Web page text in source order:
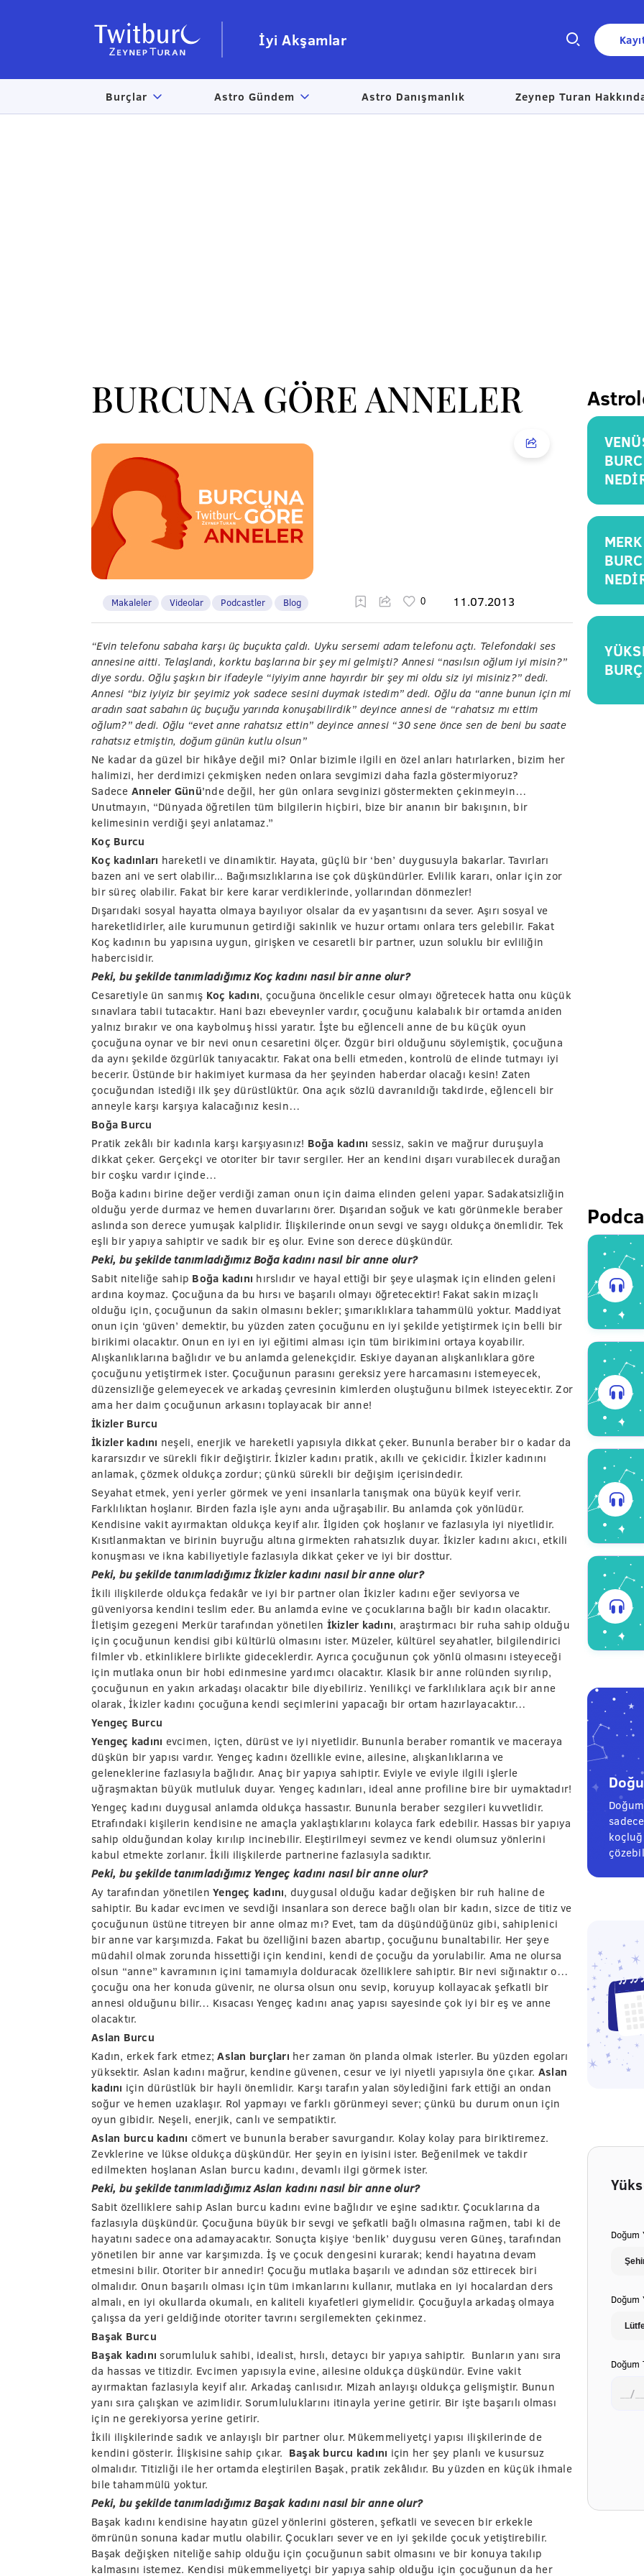
İyi Akşamlar
Burçlar Astro Gündem Astro Danışmanlık Zeynep Turan
BURCUNA GÖRE ANNELER
Makaleler Videolar Podcastler Blog 11.07.2013
“Evin telefonu sabaha karşı üç buçukta çaldı. Uyku sersemi adam telefonu açtı. Telefondaki ses
annesine aitti. Telaşlandı, korktu başlarına bir şey mi gelmişti? Annesi “nasılsın oğlum iyi misin?”
diye sordu. Oğlu şaşkın bir ifadeyle “iyiyim anne hayırdır bir şey mi oldu siz iyi misiniz?” dedi.
Annesi “biz iyiyiz bir şeyimiz yok sadece sesini duymak istedim” dedi. Oğlu da “anne bunun için mi
aradın saat sabahın üç buçuğu yarında konuşabilirdik” deyince annesi de “rahatsız mı ettim
oğlum?” dedi. Oğlu “evet anne rahatsız ettin” deyince annesi “30 sene önce sen de beni bu saate
rahatsız etmiştin, doğum günün kutlu olsun”
Ne kadar da güzel bir hikâye değil mi? Onlar bizimle ilgili en özel anları hatırlarken, bizim her
halimizi, her derdimizi çekmişken neden onlara sevgimizi daha fazla göstermiyoruz?
Sadece Anneler Günü'nde değil, her gün onlara sevginizi göstermekten çekinmeyin…
Unutmayın, “Dünyada öğretilen tüm bilgilerin hiçbiri, bize bir ananın bir bakışının, bir
kelimesinin verdiği şeyi anlatamaz.”
Koç Burcu
Koç kadınları hareketli ve dinamiktir. Hayata, güçlü bir ‘ben’ duygusuyla bakarlar. Tavırları
bazen ani ve sert olabilir... Bağımsızlıklarına ise çok düşkündürler. Evlilik kararı, onlar için zor
bir süreç olabilir. Fakat bir kere karar verdiklerinde, yollarından dönmezler!
Dışarıdaki sosyal hayatta olmaya bayılıyor olsalar da ev yaşantısını da sever. Aşırı sosyal ve
hareketlidirler, aile kurumunun getirdiği sakinlik ve huzur ortamı onlara ters gelebilir. Fakat
Koç kadının bu yapısına uygun, girişken ve cesaretli bir partner, uzun soluklu bir evliliğin
habercisidir.
Peki, bu şekilde tanımladığımız Koç kadını nasıl bir anne olur?
Cesaretiyle ün sanmış Koç kadını, çocuğuna öncelikle cesur olmayı öğretecek hatta onu küçük
sınavlara tabii tutacaktır. Hani bazı ebeveynler vardır, çocuğunu kalabalık bir ortamda aniden
yalnız bırakır ve ona kaybolmuş hissi yaratır. İşte bu eğlenceli anne de bu küçük oyun
çocuğuna oynar ve bir nevi onun cesaretini ölçer. Özgür biri olduğunu söylemiştik, çocuğuna
da aynı şekilde özgürlük tanıyacaktır. Fakat ona belli etmeden, kontrolü de elinde tutmayı iyi
becerir. Üstünde bir hakimiyet kurmasa da her şeyinden haberdar olacağı kesin! Zaten
çocuğundan istediği ilk şey dürüstlüktür. Ona açık sözlü davranıldığı takdirde, eğlenceli bir
anneyle karşı karşıya kalacağınız kesin…
Boğa Burcu
Pratik zekâlı bir kadınla karşı karşıyasınız! Boğa kadını sessiz, sakin ve mağrur duruşuyla
dikkat çeker. Gerçekçi ve otoriter bir tavır sergiler. Her an kendini dışarı vurabilecek durağan
bir coşku vardır içinde…
Boğa kadını birine değer verdiği zaman onun için daima elinden geleni yapar. Sadakatsizliğin
olduğu yerde durmaz ve hemen duvarlarını örer. Dışarıdan soğuk ve katı görünmekle beraber
aslında son derece yumuşak kalplidir. İlişkilerinde onun sevgi ve saygı oldukça önemlidir. Tek
eşli bir yapıya sahiptir ve sadık bir eş olur. Evine son derece düşkündür.
Peki, bu şekilde tanımladığımız Boğa kadını nasıl bir anne olur?
Sabit niteliğe sahip Boğa kadını hırslıdır ve hayal ettiği bir şeye ulaşmak için elinden geleni
ardına koymaz. Çocuğuna da bu hırsı ve başarılı olmayı öğretecektir! Fakat sakin mizaçlı
olduğu için, çocuğunun da sakin olmasını bekler; şımarıklıklara tahammülü yoktur. Maddiyat
onun için ‘güven’ demektir, bu yüzden zaten çocuğunu en iyi şekilde yetiştirmek için belli bir
birikimi olacaktır. Onun en iyi en iyi eğitimi alması için tüm birikimini ortaya koyabilir.
Alışkanlıklarına bağlıdır ve bu anlamda gelenekçidir. Eskiye dayanan alışkanlıklara göre
çocuğunu yetiştirmek ister. Çocuğunun parasını gereksiz yere harcamasını istemeyecek,
düzensizliğe gelemeyecek ve arkadaş çevresinin kimlerden oluştuğunu bilmek isteyecektir. Zor
ama her daim çocuğunun arkasını toplayacak bir anne!
İkizler Burcu
İkizler kadını neşeli, enerjik ve hareketli yapısıyla dikkat çeker. Bununla beraber bir o kadar da
kararsızdır ve sürekli fikir değiştirir. İkizler kadını pratik, akıllı ve çekicidir. İkizler kadınını
anlamak, çözmek oldukça zordur; çünkü sürekli bir değişim içerisindedir.
Seyahat etmek, yeni yerler görmek ve yeni insanlarla tanışmak ona büyük keyif verir.
Farklılıktan hoşlanır. Birden fazla işle aynı anda uğraşabilir. Bu anlamda çok yönlüdür.
Kendisine vakit ayırmaktan oldukça keyif alır. İlgiden çok hoşlanır ve fazlasıyla iyi niyetlidir.
Kısıtlanmaktan ve birinin buyruğu altına girmekten rahatsızlık duyar. İkizler kadını akıcı, etkili
konuşması ve ikna kabiliyetiyle fazlasıyla dikkat çeker ve iyi bir dosttur.
Peki, bu şekilde tanımladığımız İkizler kadını nasıl bir anne olur?
İkili ilişkilerde oldukça fedakâr ve iyi bir partner olan İkizler kadını eğer seviyorsa ve
güveniyorsa kendini teslim eder. Bu anlamda evine ve çocuklarına bağlı bir kadın olacaktır.
İletişim gezegeni Merkür tarafından yönetilen İkizler kadını, araştırmacı bir ruha sahip olduğu
için çocuğunun kendisi gibi kültürlü olmasını ister. Müzeler, kültürel seyahatler, bilgilendirici
filmler vb. etkinliklere birlikte gideceklerdir. Ayrıca çocuğunun çok yönlü olmasını isteyeceği
için mutlaka onun bir hobi edinmesine yardımcı olacaktır. Klasik bir anne rolünden sıyrılıp,
çocuğunun en yakın arkadaşı olacaktır bile diyebiliriz. Yenilikçi ve farklılıklara açık bir anne
olarak, İkizler kadını çocuğuna kendi seçimlerini yapacağı bir ortam hazırlayacaktır…
Yengeç Burcu
Yengeç kadını evcimen, içten, dürüst ve iyi niyetlidir. Bununla beraber romantik ve maceraya
düşkün bir yapısı vardır. Yengeç kadını özellikle evine, ailesine, alışkanlıklarına ve
geleneklerine fazlasıyla bağlıdır. Anaç bir yapıya sahiptir. Eviyle ve eviyle ilgili işlerle
uğraşmaktan büyük mutluluk duyar. Yengeç kadınları, ideal anne profiline bire bir uymaktadır!
Yengeç kadını duygusal anlamda oldukça hassastır. Bununla beraber sezgileri kuvvetlidir.
Etrafındaki kişilerin kendisine ne amaçla yaklaştıklarını kolayca fark edebilir. Hassas bir yapıya
sahip olduğundan kolay kırılıp incinebilir. Eleştirilmeyi sevmez ve kendi olumsuz yönlerini
kabul etmekte zorlanır. İkili ilişkilerde partnerine fazlasıyla sadıktır.
Peki, bu şekilde tanımladığımız Yengeç kadını nasıl bir anne olur?
Ay tarafından yönetilen Yengeç kadını, duygusal olduğu kadar değişken bir ruh haline de
sahiptir. Bu kadar evcimen ve sevdiği insanlara son derece bağlı olan bir kadın, sizce de titiz ve
çocuğunun üstüne titreyen bir anne olmaz mı? Evet, tam da düşündüğünüz gibi, sahiplenici
bir anne var karşımızda. Fakat bu özelliğini bazen abartıp, çocuğunu bunaltabilir. Her şeye
müdahil olmak zorunda hissettiği için kendini, kendi de çocuğu da yorulabilir. Ama ne olursa
olsun “anne” kavramının içini tamamıyla dolduracak özelliklere sahiptir. Bir nevi sığınaktır o…
çocuğu ona her konuda güvenir, ne olursa olsun onu sevip, koruyup kollayacak şefkatli bir
annesi olduğunu bilir… Kısacası Yengeç kadını anaç yapısı sayesinde çok iyi bir eş ve anne
olacaktır.
Aslan Burcu
Kadın, erkek fark etmez;Aslan burçları her zaman ön planda olmak isterler. Bu yüzden egoları
yüksektir. Aslan kadını mağrur, kendine güvenen, cesur ve iyi niyetli yapısıyla öne çıkar. Aslan
kadını için dürüstlük bir hayli önemlidir. Karşı tarafın yalan söylediğini fark ettiği an ondan
soğur ve hemen uzaklaşır. Rol yapmayı ve farklı görünmeyi sever; çünkü bu durum onun için
oyun gibidir. Neşeli, enerjik, canlı ve sempatiktir.
Aslan burcu kadını cömert ve bununla beraber savurgandır. Kolay kolay para biriktiremez.
Zevklerine ve lükse oldukça düşkündür. Her şeyin en iyisini ister. Beğenilmek ve takdir
edilmekten hoşlanan Aslan burcu kadını, devamlı ilgi görmek ister.
Peki, bu şekilde tanımladığımız Aslan kadını nasıl bir anne olur?
Sabit özelliklere sahip Aslan burcu kadını evine bağlıdır ve eşine sadıktır. Çocuklarına da
fazlasıyla düşkündür. Çocuğuna büyük bir sevgi ve şefkatli bağlı olmasına rağmen, tabi ki de
hayatını sadece ona adamayacaktır. Sonuçta kişiye ‘benlik’ duygusu veren Güneş, tarafından
yönetilen bir anne var karşımızda. İş ve çocuk dengesini kurarak; kendi hayatına devam
etmesini bilir. Otoriter bir annedir! Çocuğu mutlaka başarılı ve adından söz ettirecek biri
olmalıdır. Onun başarılı olması için tüm imkanlarını kullanır, mutlaka en iyi hocalardan ders
almalı, en iyi okullarda okumalı, en kaliteli kıyafetleri giymelidir. Çocuğuyla arkadaş olmaya
çalışsa da yeri geldiğinde otoriter tavrını sergilemekten çekinmez.
Başak Burcu
Başak kadını sorumluluk sahibi, idealist, hırslı, detaycı bir yapıya sahiptir. Bunların yanı sıra
da hassas ve titizdir. Evcimen yapısıyla evine, ailesine oldukça düşkündür. Evine vakit
ayırmaktan fazlasıyla keyif alır. Arkadaş canlısıdır. Mizah anlayışı oldukça gelişmiştir. Bunun
yanı sıra çalışkan ve azimlidir. Sorumluluklarını itinayla yerine getirir. Bir işte başarılı olması
için ne gerekiyorsa yerine getirir.
İkili ilişkilerinde sadık ve anlayışlı bir partner olur. Mükemmeliyetçi yapısı ilişkilerinde de
kendini gösterir. İlişkisine sahip çıkar. Başak burcu kadını için her şey planlı ve kusursuz
olmalıdır. Titizliği ile her ortamda eleştirilen Başak, pratik zekâlıdır. Bu yüzden en küçük ihmale
bile tahammülü yoktur.
Peki, bu şekilde tanımladığımız Başak kadını nasıl bir anne olur?
Başak kadını kendisine hayatın güzel yönlerini gösteren, şefkatli ve sevecen bir erkekle
ömrünün sonuna kadar mutlu olabilir. Çocukları sever ve en iyi şekilde çocuk yetiştirebilir.
Başak değişken niteliğe sahip olduğu için çocuğunun sabit olmasını ve bir konuya takılıp
kalmasını istemez. Kendisi mükemmeliyetçi bir yapıya sahip olduğu için çocuğunun da her
BURÇ
Doğum
Doğum
Doğum